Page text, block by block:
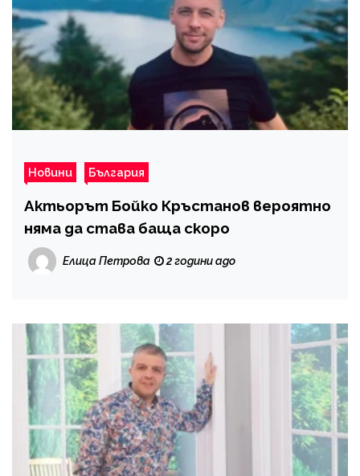
Новини България
Актьорът Бойко Кръстанов вероятно
няма да става баща скоро
Елица Петрова 2 години ago